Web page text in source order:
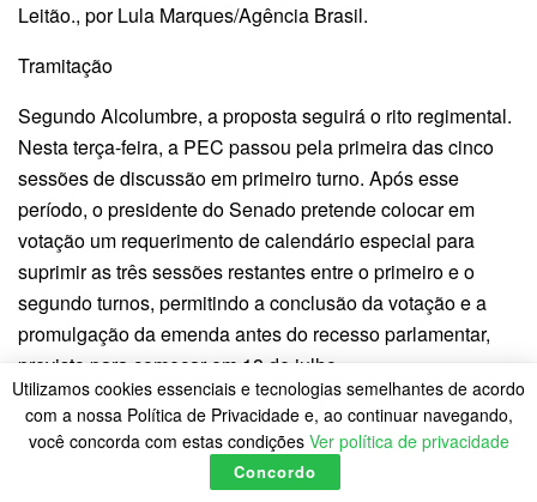
Leitão., por Lula Marques/Agência Brasil.
Tramitação
Segundo Alcolumbre, a proposta seguirá o rito regimental.
Nesta terça-feira, a PEC passou pela primeira das cinco
sessões de discussão em primeiro turno. Após esse
período, o presidente do Senado pretende colocar em
votação um requerimento de calendário especial para
suprimir as três sessões restantes entre o primeiro e o
segundo turnos, permitindo a conclusão da votação e a
promulgação da emenda antes do recesso parlamentar,
previsto para começar em 18 de julho.
“Não vou tirar a proposta de deliberação. Não vou votar o
calendário especial para a gente quebrar o interstício. Vou
ouvir cinco sessões; quando eu ouvir cinco sessões, vou
Utilizamos cookies essenciais e tecnologias semelhantes de acordo
com a nossa Política de Privacidade e, ao continuar navegando,
você concorda com estas condições Ver política de privacidade
Concordo